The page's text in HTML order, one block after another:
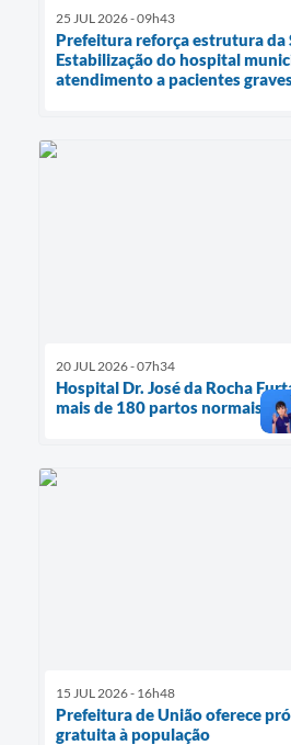
25 JUL 2026 - 09h43
Prefeitura reforça estrutura da
Estabilização do hospital
atendimento a pacientes
20 JUL 2026 - 07h34
Hospital Dr. José da Rocha
mais de 180 partos normais
15 JUL 2026 - 16h48
Prefeitura de União oferece
gratuita à população